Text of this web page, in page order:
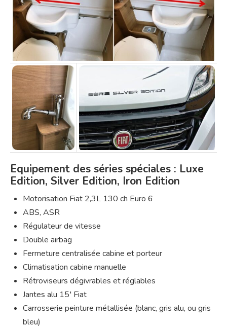
Equipement des séries spéciales : Luxe
Edition, Silver Edition, Iron Edition
Motorisation Fiat 2,3L 130 ch Euro 6
ABS, ASR
Régulateur de vitesse
Double airbag
Fermeture centralisée cabine et porteur
Climatisation cabine manuelle
Rétroviseurs dégivrables et réglables
Jantes alu 15′ Fiat
Carrosserie peinture métallisée (blanc, gris alu, ou gris
bleu)